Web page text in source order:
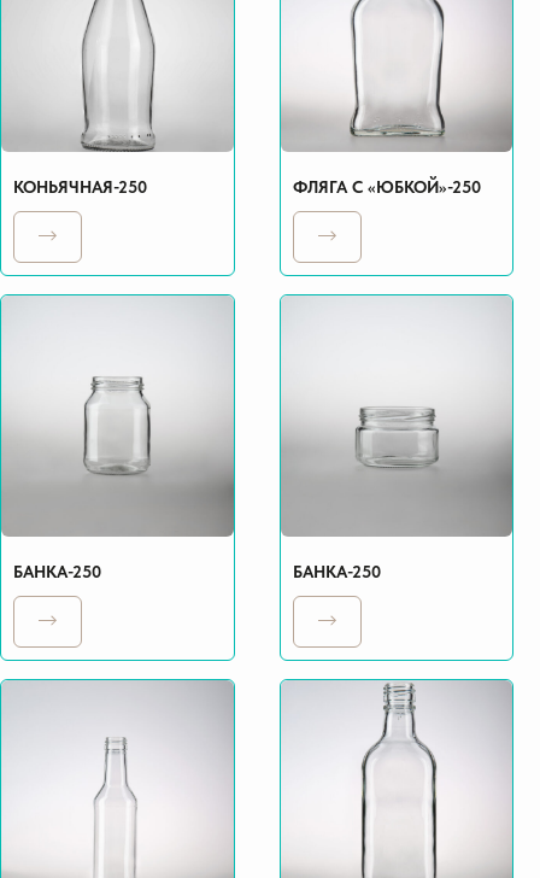
КОНЬЯЧНАЯ-250 ФЛЯГА С «ЮБКОЙ»-250
БАНКА-250 БАНКА-250